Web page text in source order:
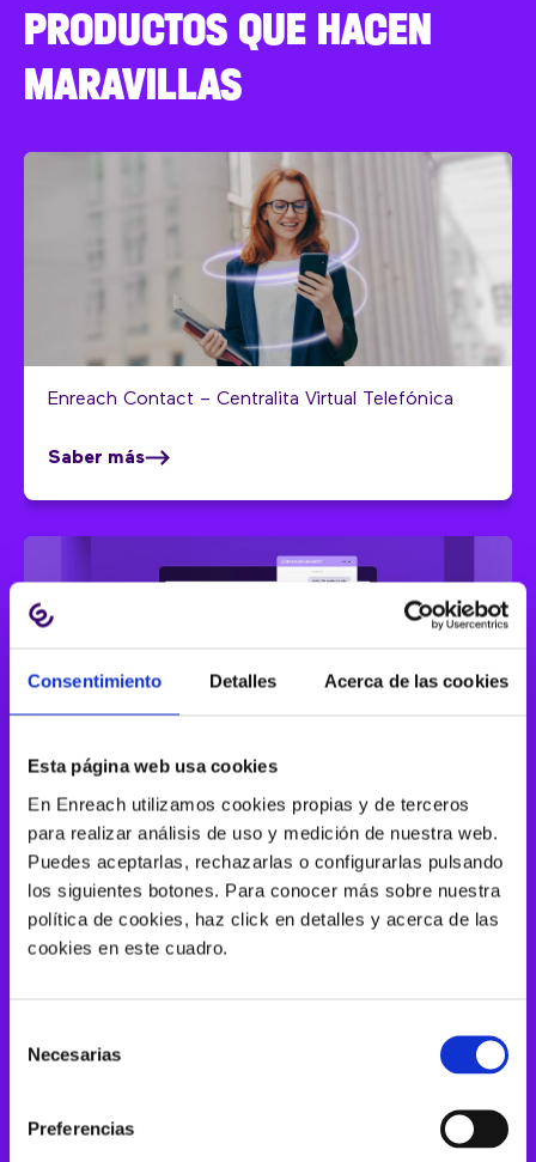
Consentimiento Detalles Acerca de las cookies
Esta página web usa cookies
En Enreach utilizamos cookies propias y de terceros
para realizar análisis de uso y medición de nuestra web.
Puedes aceptarlas, rechazarlas o configurarlas pulsando
los siguientes botones. Para conocer más sobre nuestra
política de cookies, haz click en detalles y acerca de las
cookies en este cuadro.
Necesarias
Preferencias
PRODUCTOS QUE HACEN
MARAVILLAS
Enreach Contact – Centralita Virtual Telefónica
Saber más
Cliente
Saber más